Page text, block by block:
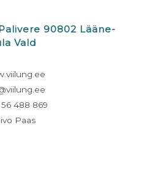
90802 Lääne-
Vald
56 488 869
Paas